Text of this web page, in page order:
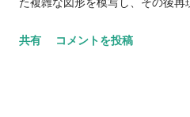
は、並べ替えなどの操作が入る
ROCFの概要、高次脳機能障害お
共有 コメントを投稿